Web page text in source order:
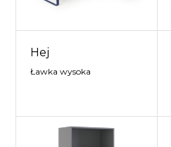
Hej
Ławka wysoka